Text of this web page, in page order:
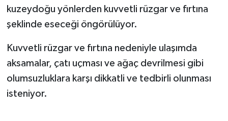
kuzeydoğu yönlerden kuvvetli rüzgar ve fırtına
şeklinde eseceği öngörülüyor.
Kuvvetli rüzgar ve fırtına nedeniyle ulaşımda
aksamalar, çatı uçması ve ağaç devrilmesi gibi
olumsuzluklara karşı dikkatli ve tedbirli olunması
isteniyor.